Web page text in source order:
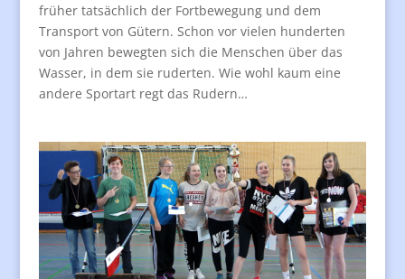
früher tatsächlich der Fortbewegung und dem
Transport von Gütern. Schon vor vielen hunderten
von Jahren bewegten sich die Menschen über das
Wasser, in dem sie ruderten. Wie wohl kaum eine
andere Sportart regt das Rudern…